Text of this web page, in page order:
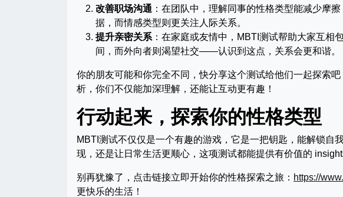
改善职场沟通 ：在团队中，理解同事的性格类型能减少摩
据，而情感类型则更关注人际关系。
提升亲密关系 ：在家庭或友情中，MBTI测试帮助大家互相
间，而外向者则渴望社交——认识到这点，关系会更和谐。
你的朋友可能和你完全不同，快分享这个测试给他们一起探索吧
析，你们不仅能加深理解，还能让互动更有趣！
行动起来，探索你的性格类型
MBTI测试不仅仅是一个有趣的游戏，它是一把钥匙，能解锁自
现，还是让日常生活更顺心，这项测试都能提供有价值的
别再犹豫了，点击链接立即开始你的性格探索之旅： https://
更快乐的生活！